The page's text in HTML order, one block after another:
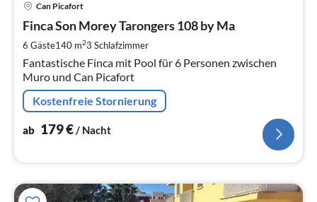
Can Picafort
Finca Son Morey Tarongers 108 by Ma
6 Gäste140 m23 Schlafzimmer
Fantastische Finca mit Pool für 6 Personen zwischen
Muro und Can Picafort
Kostenfreie Stornierung
ab 179€/ Nacht